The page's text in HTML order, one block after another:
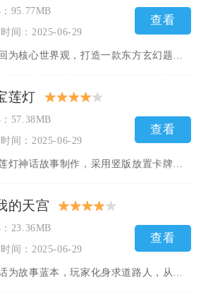
95.77MB
间：2025-06-29
查看
莲灯
57.38MB
间：2025-06-29
查看
的天宫
23.36MB
间：2025-06-29
查看